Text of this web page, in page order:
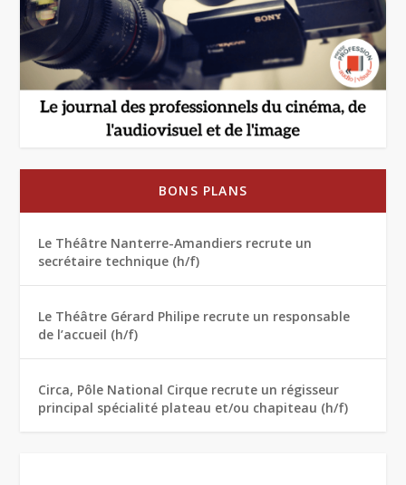
BONS PLANS
Le Théâtre Nanterre-Amandiers recrute un
secrétaire technique (h/f)
Le Théâtre Gérard Philipe recrute un responsable
de l’accueil (h/f)
Circa, Pôle National Cirque recrute un régisseur
principal spécialité plateau et/ou chapiteau (h/f)